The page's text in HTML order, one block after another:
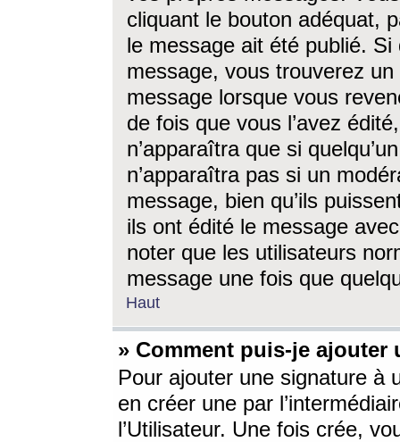
cliquant le bouton adéquat,
le message ait été publié. Si
message, vous trouverez
message lorsque vous
de fois que vous l’avez
n’apparaîtra que si
n’apparaîtra pas si un
message, bien qu’ils
ils ont édité le message
noter que les utilisateurs
message une fois que
Haut
» Comment puis-je ajouter
Pour ajouter une signature à
en créer une par
l’Utilisateur. Une fois crée,